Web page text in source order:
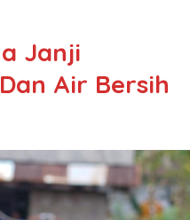
Janji
Air Bersih